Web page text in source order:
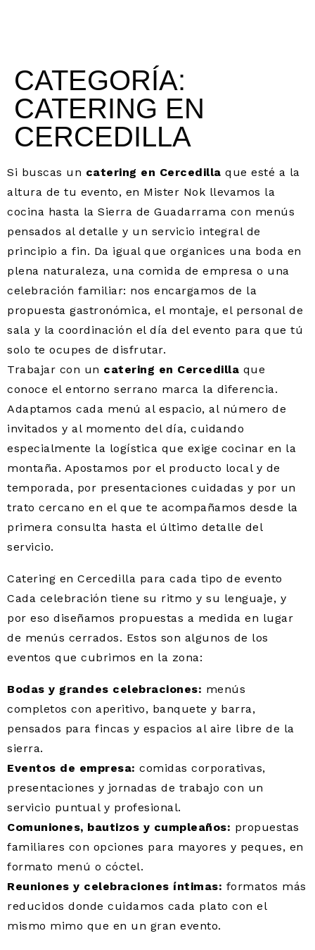
CATEGORÍA:
CATERING EN
CERCEDILLA
Si buscas un catering en Cercedilla que esté a la
altura de tu evento, en Mister Nok llevamos la
cocina hasta la Sierra de Guadarrama con menús
pensados al detalle y un servicio integral de
principio a fin. Da igual que organices una boda en
plena naturaleza, una comida de empresa o una
celebración familiar: nos encargamos de la
propuesta gastronómica, el montaje, el personal de
sala y la coordinación el día del evento para que tú
solo te ocupes de disfrutar.
Trabajar con un catering en Cercedilla que
conoce el entorno serrano marca la diferencia.
Adaptamos cada menú al espacio, al número de
invitados y al momento del día, cuidando
especialmente la logística que exige cocinar en la
montaña. Apostamos por el producto local y de
temporada, por presentaciones cuidadas y por un
trato cercano en el que te acompañamos desde la
primera consulta hasta el último detalle del
servicio.
Catering en Cercedilla para cada tipo de evento
Cada celebración tiene su ritmo y su lenguaje, y
por eso diseñamos propuestas a medida en lugar
de menús cerrados. Estos son algunos de los
eventos que cubrimos en la zona:
Bodas y grandes celebraciones: menús
completos con aperitivo, banquete y barra,
pensados para fincas y espacios al aire libre de la
sierra.
Eventos de empresa: comidas corporativas,
presentaciones y jornadas de trabajo con un
servicio puntual y profesional.
Comuniones, bautizos y cumpleaños: propuestas
familiares con opciones para mayores y peques, en
formato menú o cóctel.
Reuniones y celebraciones íntimas: formatos más
reducidos donde cuidamos cada plato con el
mismo mimo que en un gran evento.